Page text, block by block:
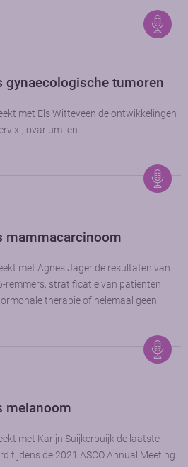
gynaecologische tumoren
met Els Witteveen de ontwikkelingen
, ovarium- en
mammacarcinoom
met Agnes Jager de resultaten van
remmers, stratificatie van patiënten
therapie of helemaal geen
melanoom
met Karijn Suijkerbuijk de laatste
tijdens de 2021 ASCO Annual Meeting.